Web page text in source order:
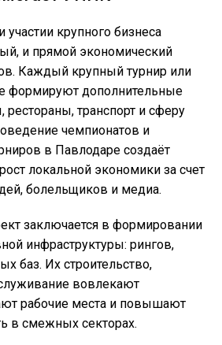
участии крупного бизнеса
и прямой экономический
Каждый крупный турнир или
формируют дополнительные
рестораны, транспорт и сферу
чемпионатов и
в Павлодаре создаёт
локальной экономики за счет
болельщиков и медиа.
заключается в формировании
инфраструктуры: рингов,
баз. Их строительство,
вовлекают
рабочие места и повышают
в смежных секторах.